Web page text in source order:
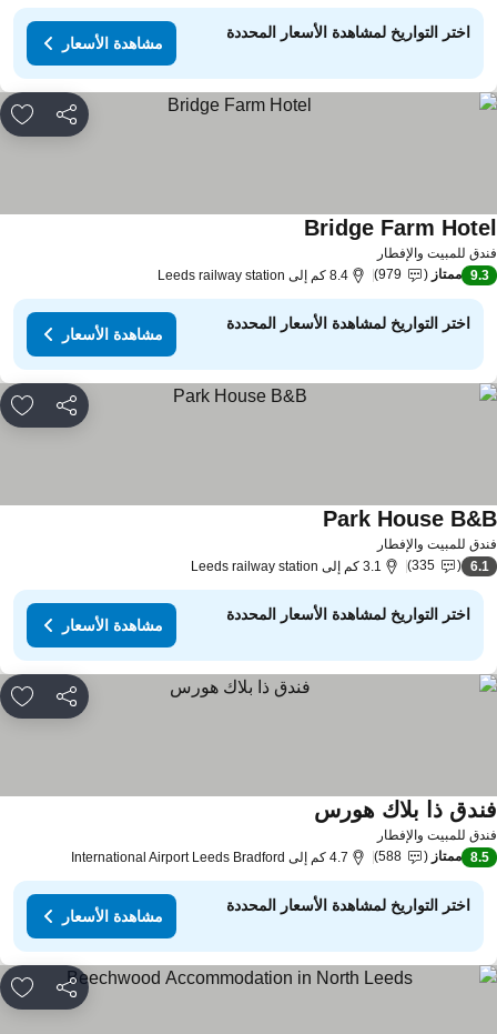
اختر التواريخ لمشاهدة الأسعار المحددة
مشاهدة الأسعار
مشاركة
للمبيت والإفطار
Bridge Farm
9.3 ممتاز 979 8.4 كم إلى Leeds railway station
اختر التواريخ لمشاهدة الأسعار المحددة
مشاهدة الأسعار
مشاركة
للمبيت والإفطار
Park House
6.1
335 3.1 كم إلى Leeds railway station
اختر التواريخ لمشاهدة الأسعار المحددة
مشاهدة الأسعار
مشاركة
للمبيت والإفطار
ذا بلاك هورس
8.5 ممتاز 588 4.7 كم إلى International Airport Leeds Bradford
اختر التواريخ لمشاهدة الأسعار المحددة
مشاهدة الأسعار
مشاركة